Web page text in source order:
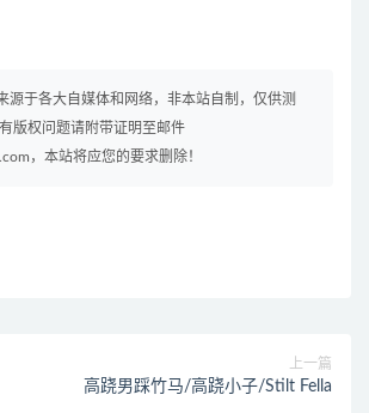
源于各大自媒体和网络，非本站自制，仅供测
版权问题请附带证明至邮件
，本站将应您的要求删除！
上一篇
高跷男踩竹马/高跷小子/Stilt Fella